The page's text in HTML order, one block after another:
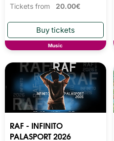
Tickets from 20.00€
Music
RAF - INFINITO
PALASPORT 2026